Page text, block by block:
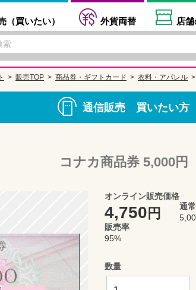
（買いたい） 外貨両替 店舗
販売TOP 商品券・ギフトカード 衣料・アパレル
通信販売 買いたい方
コナカ商品券 5,000円
オンライン販売価格
4,750 円
通
販売率
95%
数量